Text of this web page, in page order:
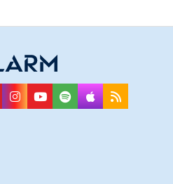
Instagram
Youtube
SpotifyRss